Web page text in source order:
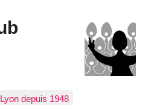
depuis 1948